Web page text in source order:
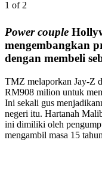
1 of 2
Power couple
mengembangkan
dengan membeli
TMZ melaporkan Jay-Z
RM908 milion untuk
Ini sekali gus
negeri itu. Hartanah
ini dimiliki oleh
mengambil masa 15